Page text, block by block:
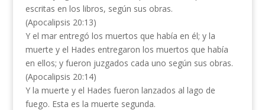
escritas en los libros, según sus obras.
(Apocalipsis 20:13)
Y el mar entregó los muertos que había en él; y la
muerte y el Hades entregaron los muertos que había
en ellos; y fueron juzgados cada uno según sus obras.
(Apocalipsis 20:14)
Y la muerte y el Hades fueron lanzados al lago de
fuego. Esta es la muerte segunda.